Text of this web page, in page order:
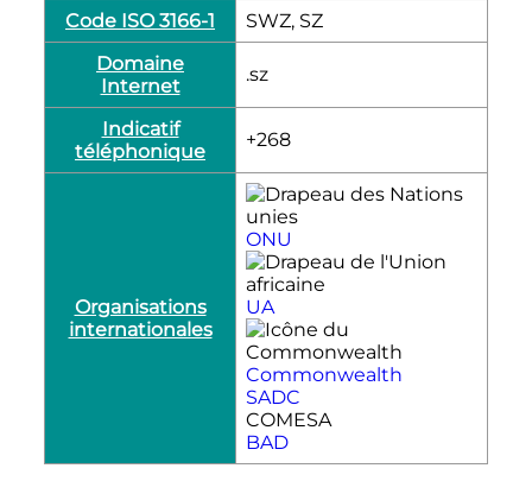
Code ISO 3166-1
SWZ, SZ​
Domaine
Internet
.sz
Indicatif
téléphonique
+268
Organisations
internationales
ONU
UA
Commonwealth
SADC
COMESA
BAD